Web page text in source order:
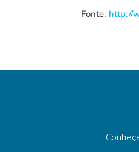
Fonte: http://